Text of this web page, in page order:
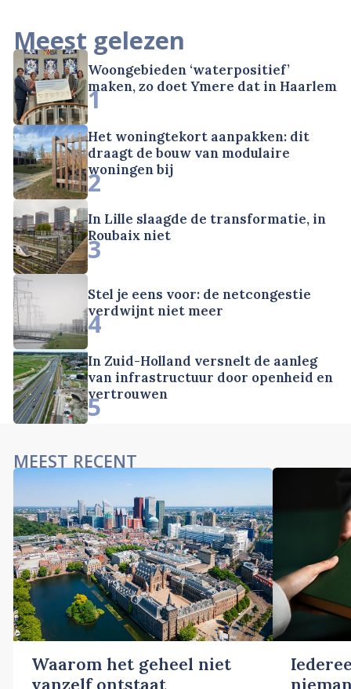
Meest gelezen
Woongebieden ‘waterpositief’
maken, zo doet Ymere dat in Haarlem
1
Het woningtekort aanpakken: dit
draagt de bouw van modulaire
woningen bij
2
In Lille slaagde de transformatie, in
Roubaix niet
3
Stel je eens voor: de netcongestie
verdwijnt niet meer
4
In Zuid-Holland versnelt de aanleg
van infrastructuur door openheid en
vertrouwen
5
MEEST RECENT
Waarom het geheel niet